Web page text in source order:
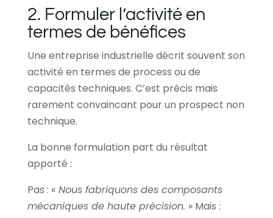
2. Formuler l’activité en
termes de bénéfices
Une entreprise industrielle décrit souvent son
activité en termes de process ou de
capacités techniques. C’est précis mais
rarement convaincant pour un prospect non
technique.
La bonne formulation part du résultat
apporté :
Pas : « Nous fabriquons des composants
mécaniques de haute précision. »Mais :